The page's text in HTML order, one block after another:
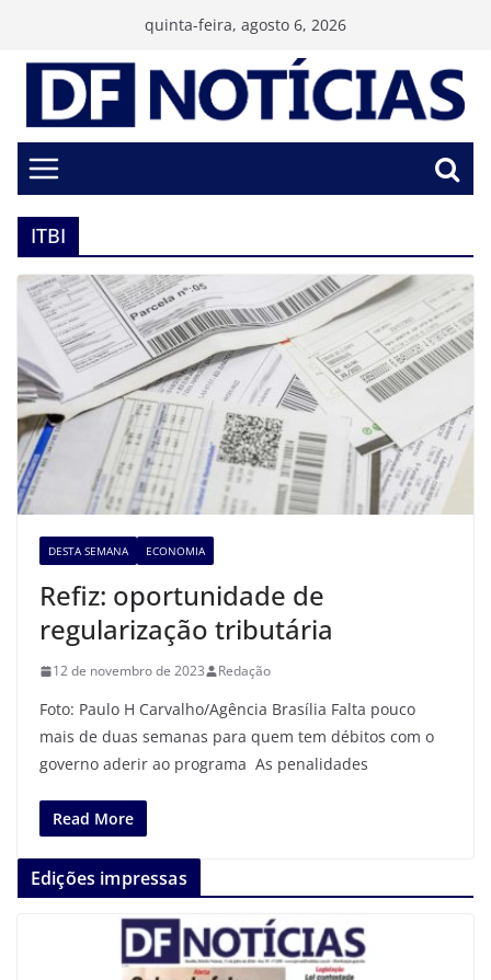
conteúdo
quinta-feira, agosto 6, 2026
ITBI
DESTA SEMANA ECONOMIA
Refiz: oportunidade de
regularização tributária
12 de novembro de 2023 Redação
Foto: Paulo H Carvalho/Agência Brasília Falta pouco
mais de duas semanas para quem tem débitos com o
governo aderir ao programa As penalidades
Read More
Edições impressas